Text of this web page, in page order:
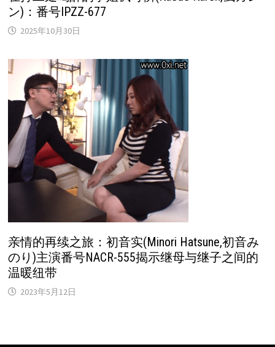
ン)：番号IPZZ-677
2025年10月30日
亲情的再续之旅：初音实(Minori Hatsune,初音み
のり)主演番号NACR-555揭示继母与继子之间的
温暖纽带
2023年5月12日